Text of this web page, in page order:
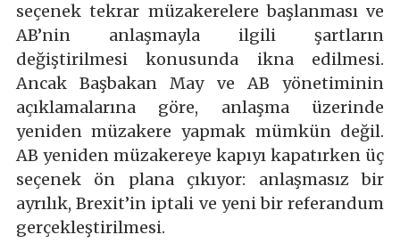
seçenek tekrar müzakerelere başlanması ve
AB’nin anlaşmayla ilgili şartların
değiştirilmesi konusunda ikna edilmesi.
Ancak Başbakan May ve AB yönetiminin
açıklamalarına göre, anlaşma üzerinde
yeniden müzakere yapmak mümkün değil.
AB yeniden müzakereye kapıyı kapatırken üç
seçenek ön plana çıkıyor: anlaşmasız bir
ayrılık, Brexit’in iptali ve yeni bir referandum
gerçekleştirilmesi.